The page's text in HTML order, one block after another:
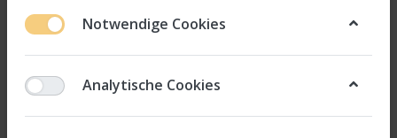
Auspuffanlagen
Filtern Sortieren
Notwendige Cookies
Analytische Cookies